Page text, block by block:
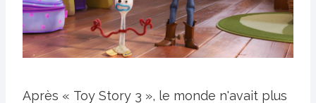
Après « Toy Story 3 », le monde n'avait plus